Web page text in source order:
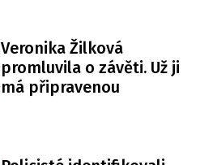
Veronika Žilková
promluvila o závěti. Už ji
má připravenou